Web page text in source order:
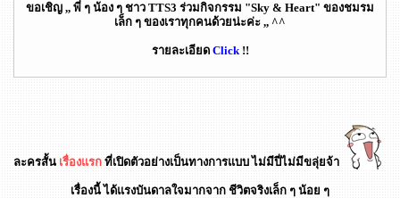
ขอเชิญ ,, พี่ ๆ น้อง ๆ ชาว TTS3 ร่วมกิจกรรม "Sky & Heart" ของชมรม
เล็ก ๆ ของเราทุกคนด้วยน่ะค่ะ ,, ^^
รายละเอียด Click!!
ละครสั้น เรื่องแรก ที่เปิดตัวอย่างเป็นทางการแบบ ไม่มีปี่ไม่มีขลุ่ยจ้า
เรื่องนี้ ได้แรงบันดาลใจมากจาก ชีวิตจริงเล็ก ๆ น้อย ๆ